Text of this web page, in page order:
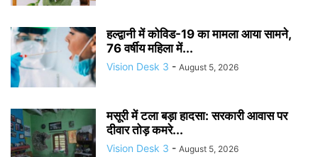
हल्द्वानी में कोविड-19 का मामला आया सामने,
76 वर्षीय महिला में...
Vision Desk 3 - August 5, 2026
मसूरी में टला बड़ा हादसा: सरकारी आवास पर
दीवार तोड़ कमरे...
Vision Desk 3 - August 5, 2026